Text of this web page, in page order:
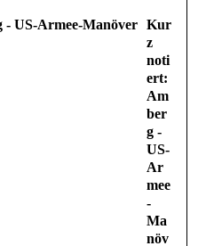
Kur
z
noti
ert:
Am
ber
g -
US-
Ar
mee
-
Ma
növ